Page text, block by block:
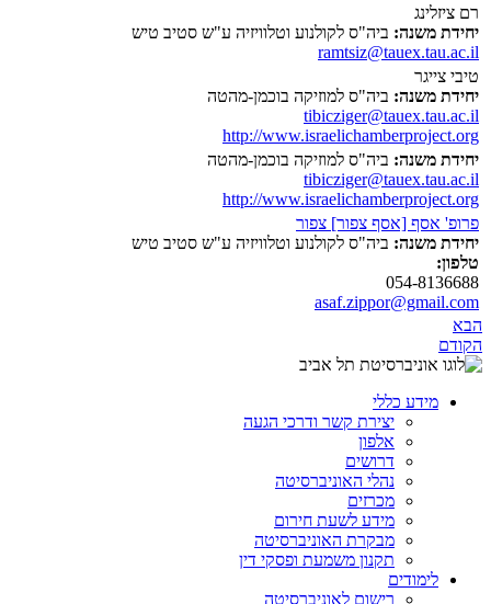
רם ציזלינג
יחידת משנה: ביה"ס לקולנוע וטלוויזיה ע"ש סטיב טיש
ramtsiz@tauex.tau.ac.il
טיבי צייגר
יחידת משנה: ביה"ס למוזיקה בוכמן-מהטה
tibicziger@tauex.tau.ac.il
http://www.israelichamberproject.org
יחידת משנה: ביה"ס למוזיקה בוכמן-מהטה
tibicziger@tauex.tau.ac.il
http://www.israelichamberproject.org
פרופ' אסף [אסף צפור] צפור
יחידת משנה: ביה"ס לקולנוע וטלוויזיה ע"ש סטיב טיש
טלפון:
054-8136688
asaf.zippor@gmail.com
הבא
הקודם
מידע כללי
יצירת קשר ודרכי הגעה
אלפון
דרושים
נהלי האוניברסיטה
מכרזים
מידע לשעת חירום
מבקרת האוניברסיטה
תקנון משמעת ופסקי דין
לימודים
רישום לאוניברסיטה